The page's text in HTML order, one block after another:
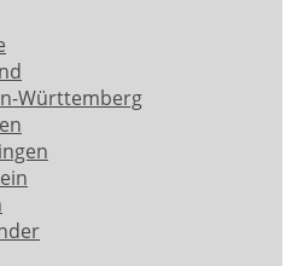
Württemberg